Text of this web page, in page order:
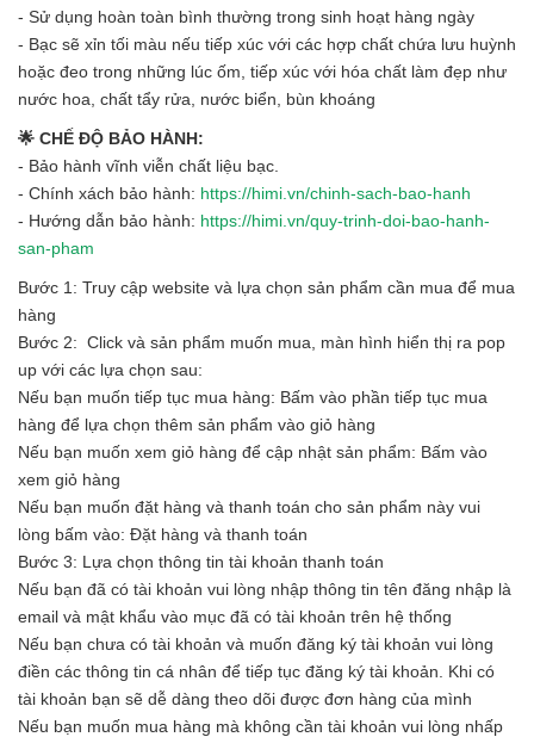
- Sử dụng hoàn toàn bình thường trong sinh hoạt hàng ngày
- Bạc sẽ xỉn tối màu nếu tiếp xúc với các hợp chất chứa lưu huỳnh
hoặc đeo trong những lúc ốm, tiếp xúc với hóa chất làm đẹp như
nước hoa, chất tẩy rửa, nước biển, bùn khoáng
🌟 CHẾ ĐỘ BẢO HÀNH:
- Bảo hành vĩnh viễn chất liệu bạc.
- Chính xách bảo hành: https://himi.vn/chinh-sach-bao-hanh
- Hướng dẫn bảo hành: https://himi.vn/quy-trinh-doi-bao-hanh-
san-pham
Bước 1: Truy cập website và lựa chọn sản phẩm cần mua để mua
hàng
Bước 2: Click và sản phẩm muốn mua, màn hình hiển thị ra pop
up với các lựa chọn sau:
Nếu bạn muốn tiếp tục mua hàng: Bấm vào phần tiếp tục mua
hàng để lựa chọn thêm sản phẩm vào giỏ hàng
Nếu bạn muốn xem giỏ hàng để cập nhật sản phẩm: Bấm vào
xem giỏ hàng
Nếu bạn muốn đặt hàng và thanh toán cho sản phẩm này vui
lòng bấm vào: Đặt hàng và thanh toán
Bước 3: Lựa chọn thông tin tài khoản thanh toán
Nếu bạn đã có tài khoản vui lòng nhập thông tin tên đăng nhập là
email và mật khẩu vào mục đã có tài khoản trên hệ thống
Nếu bạn chưa có tài khoản và muốn đăng ký tài khoản vui lòng
điền các thông tin cá nhân để tiếp tục đăng ký tài khoản. Khi có
tài khoản bạn sẽ dễ dàng theo dõi được đơn hàng của mình
Nếu bạn muốn mua hàng mà không cần tài khoản vui lòng nhấp